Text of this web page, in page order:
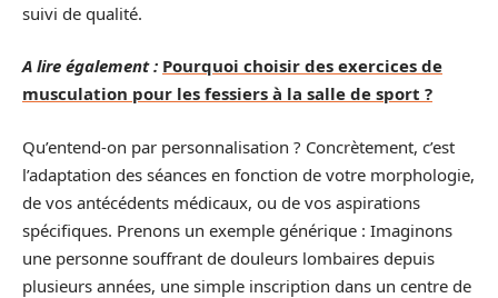
suivi de qualité.
A lire également : Pourquoi choisir des exercices de
musculation pour les fessiers à la salle de sport ?
Qu’entend-on par personnalisation ? Concrètement, c’est
l’adaptation des séances en fonction de votre morphologie,
de vos antécédents médicaux, ou de vos aspirations
spécifiques. Prenons un exemple générique : Imaginons
une personne souffrant de douleurs lombaires depuis
plusieurs années, une simple inscription dans un centre de